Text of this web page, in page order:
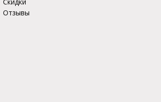
Отзывы